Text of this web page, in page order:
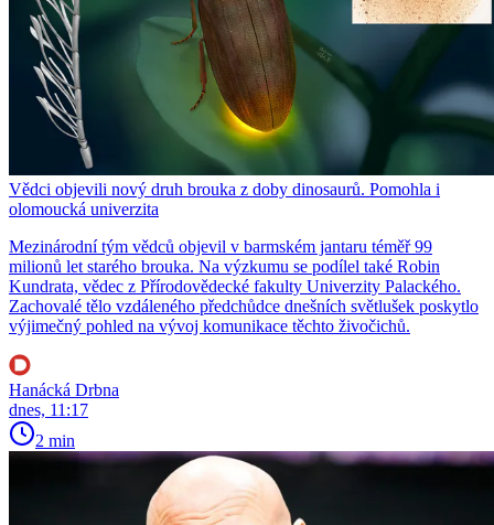
Vědci objevili nový druh brouka z doby dinosaurů. Pomohla i
olomoucká univerzita
Mezinárodní tým vědců objevil v barmském jantaru téměř 99
milionů let starého brouka. Na výzkumu se podílel také Robin
Kundrata, vědec z Přírodovědecké fakulty Univerzity Palackého.
Zachovalé tělo vzdáleného předchůdce dnešních světlušek poskytlo
výjimečný pohled na vývoj komunikace těchto živočichů.
Hanácká Drbna
dnes, 11:17
2 min